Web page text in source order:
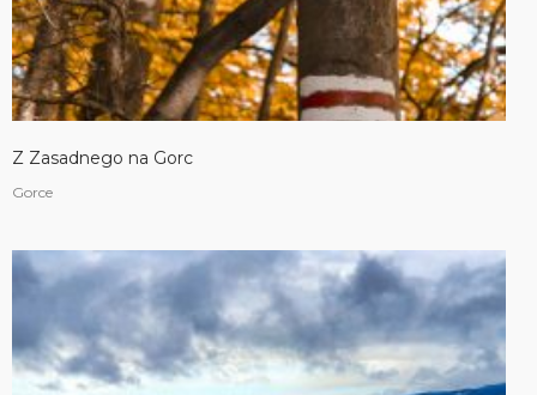
Z Zasadnego na Gorc
Gorce